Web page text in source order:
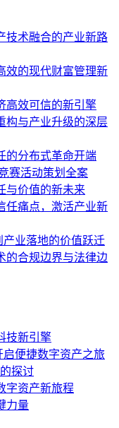
技术融合的产业新路
效的现代财富管理新
高效可信的新引擎
构与产业升级的深层
的分布式革命开端
赛活动策划全案
与价值的新未来
任痛点，激活产业新
业落地的价值跃迁
的合规边界与法律边
技新引擎
启便捷数字资产之旅
探讨
字资产新旅程
力量